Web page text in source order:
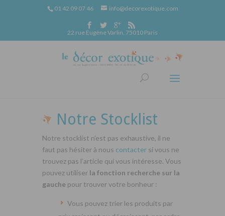
01 42 09 07 46 info@decorexotique.com
22 rue Eugène Varlin, 75010 Paris
Notre Stocklist
Notre stocklist n’est pas exhaustive, il ne
faut pas hésiter à nous contacter si vous ne
trouvez pas l’article qui vous intéresse. Vous
pouvez utiliser la fonction recherche sur la
gauche pour trouver votre bonheur :
Vous pouvez trier les produits par